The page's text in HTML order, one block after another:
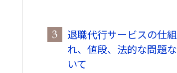
退職代行サービスの仕
れ、値段、法的な問題
いて